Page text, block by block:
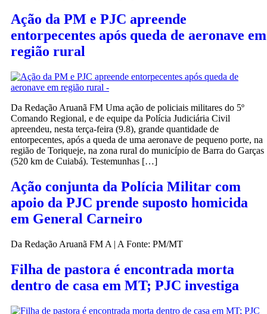
Ação da PM e PJC apreende
entorpecentes após queda de aeronave em
região rural
Da Redação Aruanã FM Uma ação de policiais militares do 5º
Comando Regional, e de equipe da Polícia Judiciária Civil
apreendeu, nesta terça-feira (9.8), grande quantidade de
entorpecentes, após a queda de uma aeronave de pequeno porte, na
região de Toriqueje, na zona rural do município de Barra do Garças
(520 km de Cuiabá). Testemunhas […]
Ação conjunta da Polícia Militar com
apoio da PJC prende suposto homicida
em General Carneiro
Da Redação Aruanã FM A | A Fonte: PM/MT
Filha de pastora é encontrada morta
dentro de casa em MT; PJC investiga